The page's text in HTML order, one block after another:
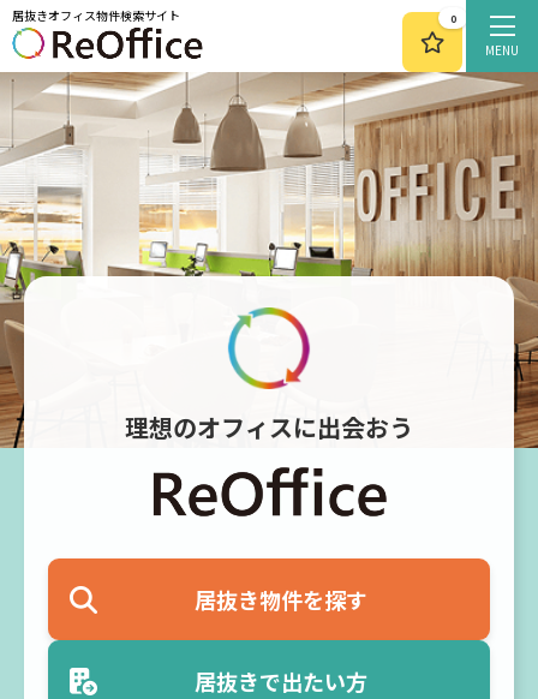
MENU
居抜きオフィス物件検索サイト 0
理想のオフィスに出会おう
居抜き物件を探す
居抜きで出たい方